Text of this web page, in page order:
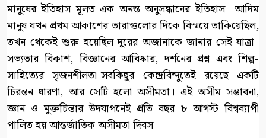
মানুষের ইতিহাস মূলত এক অনন্ত অনুসন্ধানের ইতিহাস। আদিম
মানুষ যখন প্রথম আকাশের তারাগুলোর দিকে বিস্ময়ে তাকিয়েছিল,
তখন থেকেই শুরু হয়েছিল দূরের অজানাকে জানার সেই যাত্রা।
সভ্যতার বিকাশ, বিজ্ঞানের আবিষ্কার, দর্শনের প্রশ্ন এবং শিল্প-
সাহিত্যের সৃজনশীলতা-সবকিছুর কেন্দ্রবিন্দুতেই রয়েছে একটি
চিরন্তন ধারণা, আর সেটি হলো অসীমতা। এই অসীম সম্ভাবনা,
জ্ঞান ও মুক্তচিন্তার উদযাপনেই প্রতি বছর ৮ আগস্ট বিশ্বব্যাপী
পালিত হয় আন্তর্জাতিক অসীমতা দিবস।